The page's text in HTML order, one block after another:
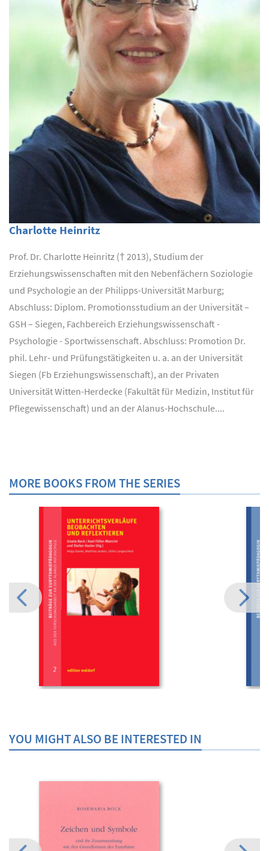
Charlotte Heinritz
Prof. Dr. Charlotte Heinritz († 2013), Studium der
Erziehungswissenschaften mit den Nebenfächern Soziologie
und Psychologie an der Philipps-Universität Marburg;
Abschluss: Diplom. Promotionsstudium an der Universität –
GSH – Siegen, Fachbereich Erziehungswissenschaft -
Psychologie - Sportwissenschaft. Abschluss: Promotion Dr.
phil. Lehr- und Prüfungstätigkeiten u. a. an der Universität
Siegen (Fb Erziehungswissenschaft), an der Privaten
Universität Witten-Herdecke (Fakultät für Medizin, Institut für
Pflegewissenschaft) und an der Alanus-Hochschule....
MORE BOOKS FROM THE SERIES
YOU MIGHT ALSO BE INTERESTED IN